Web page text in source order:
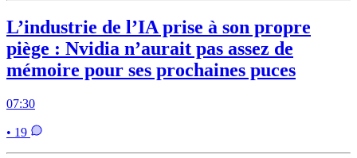
L’industrie de l’IA prise à son propre
piège : Nvidia n’aurait pas assez de
mémoire pour ses prochaines puces
07:30
• 19